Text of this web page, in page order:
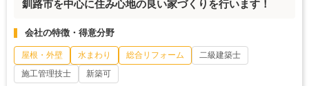
釧路市を中心に住み心地の良い家づくりを行います！
会社の特徴・得意分野
屋根・外壁 水まわり 総合リフォーム
二級建築士
施工管理技士
新築可